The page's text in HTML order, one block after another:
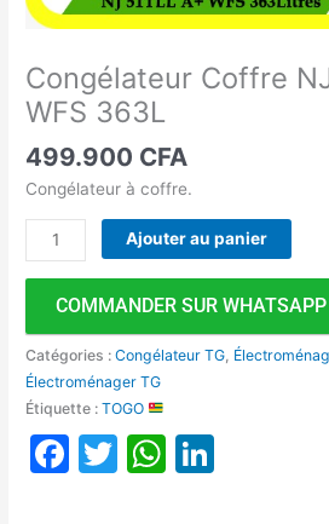
Congélateur Coffre
WFS 363L
499.900 CFA
Congélateur à coffre.
Ajouter au panier
COMMANDER SUR WHATSAPP
Catégories :Congélateur TG
Électroménager TG
Étiquette :TOGO
Facebook
Twitter